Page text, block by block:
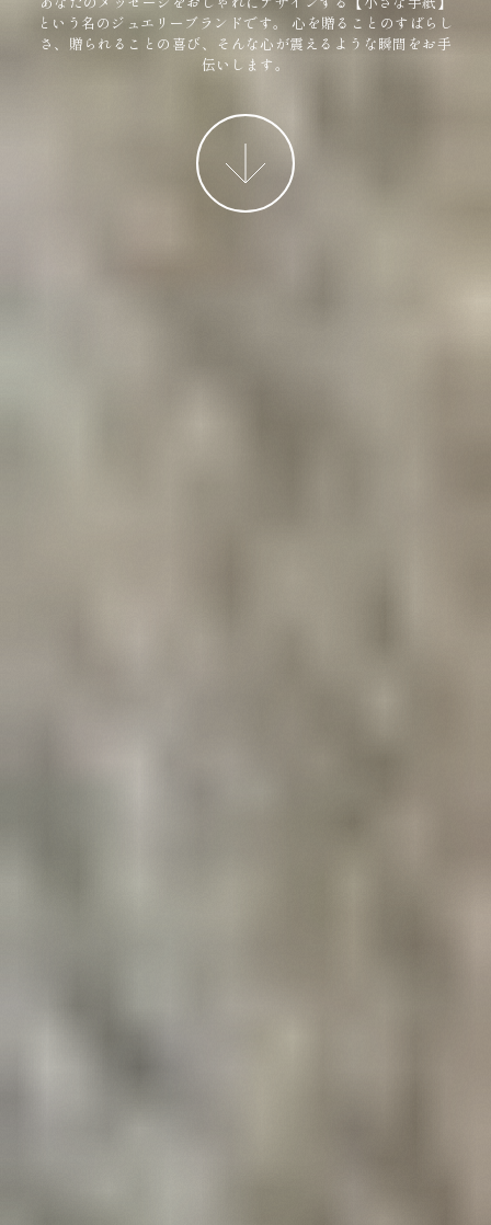
という名のジュエリーブランドです。
心を贈ることのすばらし
さ、贈られることの喜び、そんな心が震えるような瞬間をお手
伝いします。